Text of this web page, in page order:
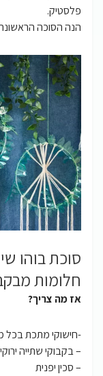
פלסטיק.
הנה הסוכה
סוכת בוהו
חלומות
אז מה צריך?
-חישוקי מתכת בכל
– בקבוקי שתייה
– סכין יפנית